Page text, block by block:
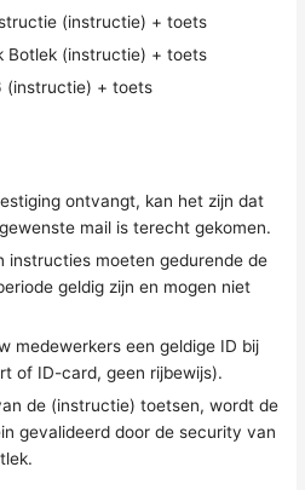
(instructie) + toets
Botlek (instructie) + toets
(instructie) + toets
ontvangt, kan het zijn dat
mail is terecht gekomen.
instructies moeten gedurende de
geldig zijn en mogen niet
medewerkers een geldige ID bij
of ID-card, geen rijbewijs).
de (instructie) toetsen, wordt de
gevalideerd door de security van